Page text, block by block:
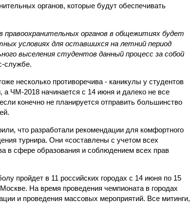
органов, которые будут обеспечивать
правоохранительных органов в общежитиях будет
условиях для оставшихся на летний период
выселения студентов данный процесс за собой
службе.
несколько противоречива - каникулы у студентов
а ЧМ-2018 начинается с 14 июня и далеко не все
конечно не планируется отправить большинство
что разработали рекомендации для комфортного
турнира. Они «составлены с учетом всех
в сфере образования и соблюдением всех прав
пройдет в 11 российских городах с 14 июня по 15
На время проведения чемпионата в городах
и проведения массовых мероприятий. Все митинги,